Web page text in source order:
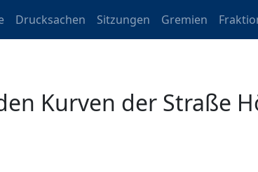
Drucksachen Sitzungen Gremien
Kurven der Straße